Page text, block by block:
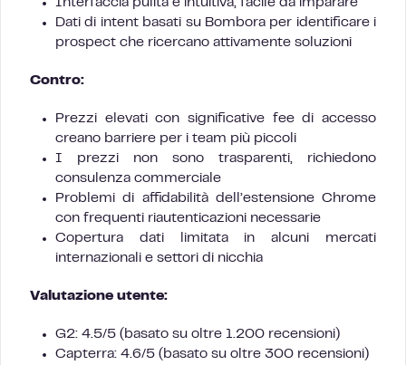
Interfaccia pulita e intuitiva, facile da imparare
Dati di intent basati su Bombora per identificare i
prospect che ricercano attivamente soluzioni
Contro:
Prezzi elevati con significative fee di accesso
creano barriere per i team più piccoli
I prezzi non sono trasparenti, richiedono
consulenza commerciale
Problemi di affidabilità dell’estensione Chrome
con frequenti riautenticazioni necessarie
Copertura dati limitata in alcuni mercati
internazionali e settori di nicchia
Valutazione utente:
G2: 4.5/5 (basato su oltre 1.200 recensioni)
Capterra: 4.6/5 (basato su oltre 300 recensioni)